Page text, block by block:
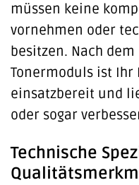
müssen keine
vornehmen oder
besitzen. Nach
Tonermoduls ist
einsatzbereit und
oder sogar
Technische